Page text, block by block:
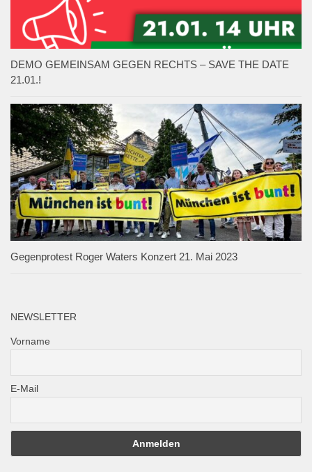
DEMO GEMEINSAM GEGEN RECHTS – SAVE THE DATE
21.01.!
Gegenprotest Roger Waters Konzert 21. Mai 2023
NEWSLETTER
Vorname
E-Mail